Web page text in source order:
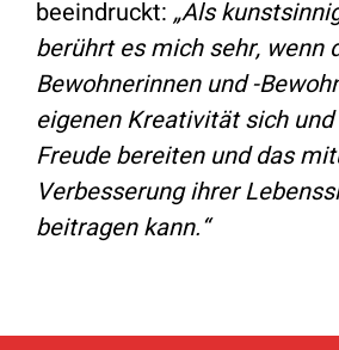
beeindruckt: „Als
berührt es mich sehr, wenn
Bewohnerinnen und -
eigenen Kreativität sich
Freude bereiten und das
Verbesserung ihrer
beitragen kann.“